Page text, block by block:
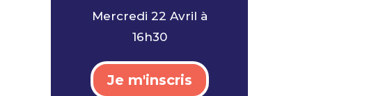
Mercredi 22 Avril à
16h30
Je m'inscris